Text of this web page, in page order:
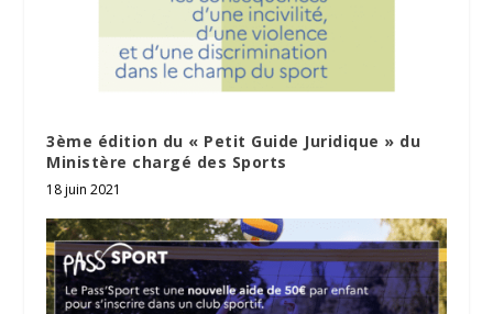
3ème édition du « Petit Guide Juridique » du
Ministère chargé des Sports
18 juin 2021